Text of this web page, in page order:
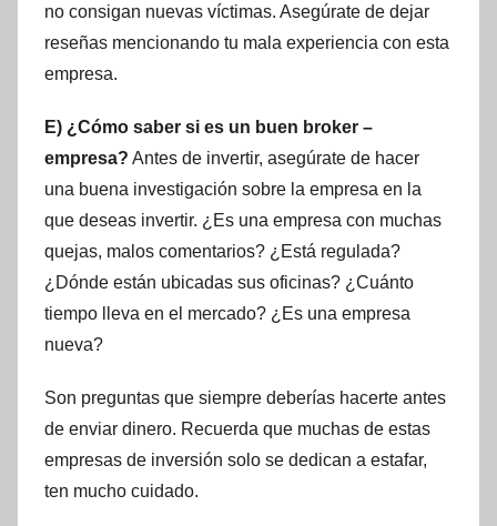
no consigan nuevas víctimas. Asegúrate de dejar
reseñas mencionando tu mala experiencia con esta
empresa.
E) ¿Cómo saber si es un buen broker –
empresa? Antes de invertir, asegúrate de hacer
una buena investigación sobre la empresa en la
que deseas invertir. ¿Es una empresa con muchas
quejas, malos comentarios? ¿Está regulada?
¿Dónde están ubicadas sus oficinas? ¿Cuánto
tiempo lleva en el mercado? ¿Es una empresa
nueva?
Son preguntas que siempre deberías hacerte antes
de enviar dinero. Recuerda que muchas de estas
empresas de inversión solo se dedican a estafar,
ten mucho cuidado.